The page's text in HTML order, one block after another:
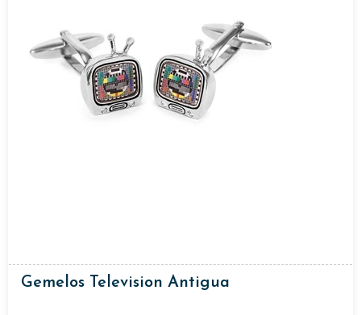
Gemelos Television Antigua